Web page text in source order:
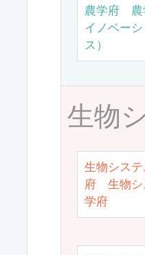
農学府 農
イノベー
ス）
生物
生物シス
府 生物シ
学府